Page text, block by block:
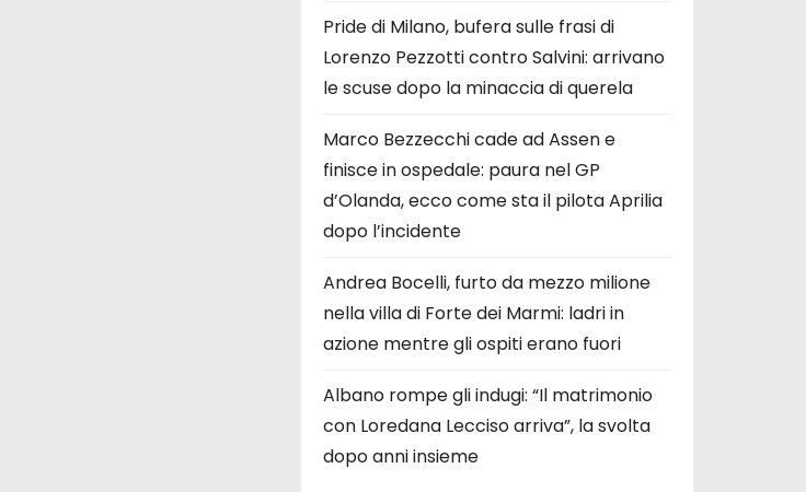
Pride di Milano, bufera sulle frasi di
Lorenzo Pezzotti contro Salvini: arrivano
le scuse dopo la minaccia di querela
Marco Bezzecchi cade ad Assen e
finisce in ospedale: paura nel GP
d’Olanda, ecco come sta il pilota Aprilia
dopo l’incidente
Andrea Bocelli, furto da mezzo milione
nella villa di Forte dei Marmi: ladri in
azione mentre gli ospiti erano fuori
Albano rompe gli indugi: “Il matrimonio
con Loredana Lecciso arriva”, la svolta
dopo anni insieme